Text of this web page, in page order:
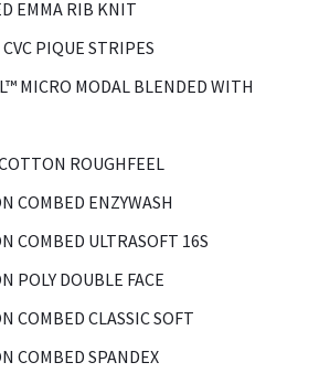
EMMA RIB KNIT
PIQUE STRIPES
MICRO MODAL BLENDED WITH
ROUGHFEEL
COMBED ENZYWASH
COMBED ULTRASOFT 16S
POLY DOUBLE FACE
COMBED CLASSIC SOFT
COMBED SPANDEX